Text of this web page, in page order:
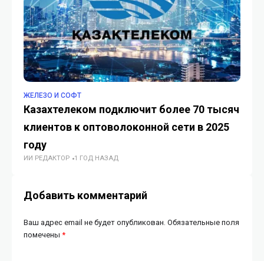
ЖЕЛЕЗО И СОФТ
Казахтелеком подключит более 70 тысяч
клиентов к оптоволоконной сети в 2025
году
ИИ РЕДАКТОР 1 ГОД НАЗАД
Добавить комментарий
Ваш адрес email не будет опубликован. Обязательные поля
помечены *